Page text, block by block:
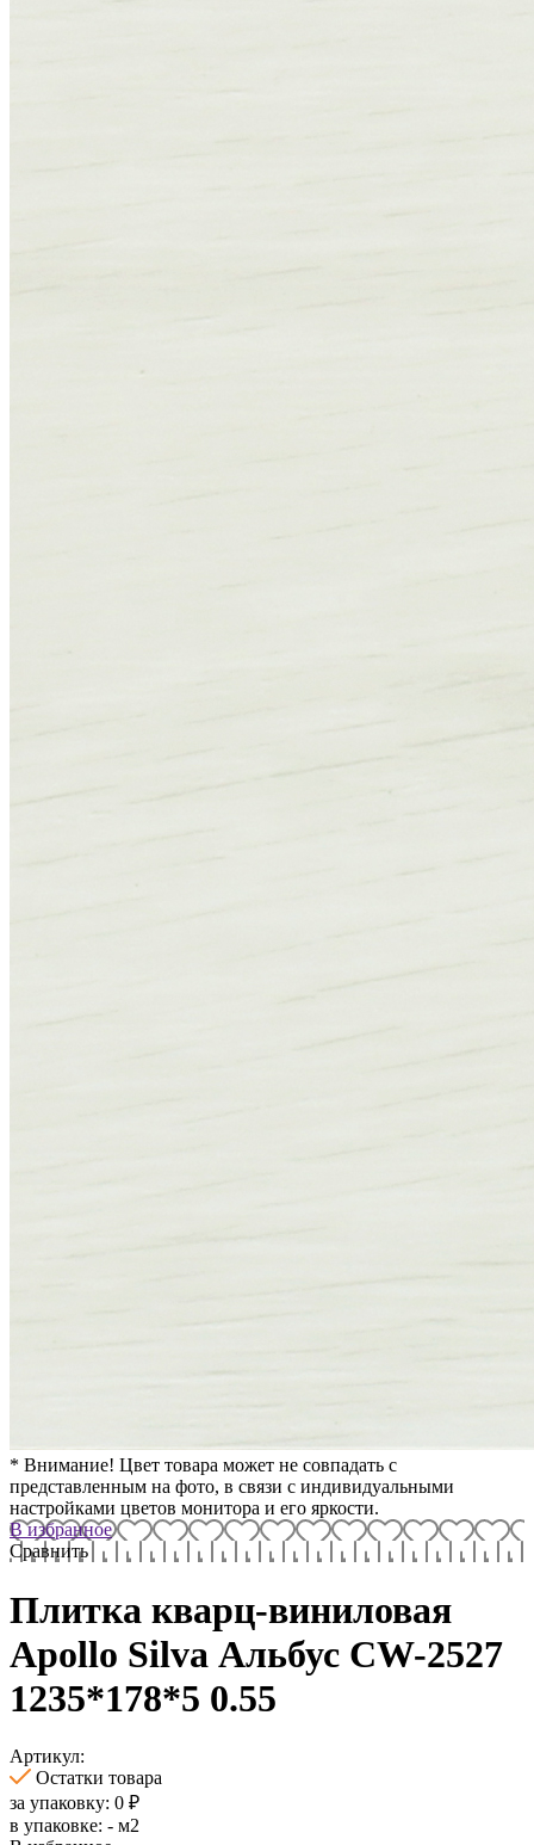
* Внимание! Цвет товара может не совпадать с
представленным на фото, в связи с индивидуальными
настройками цветов монитора и его яркости.
В избранное
Сравнить
Плитка кварц-виниловая
Apollo Silva Альбус CW-2527
1235*178*5 0.55
Артикул:
Остатки товара
за упаковку: 0 ₽
в упаковке: - м2